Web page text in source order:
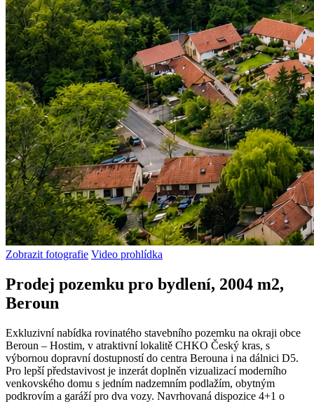
Zobrazit fotografie Video prohlídka
Prodej pozemku pro bydlení, 2004 m2,
Beroun
Exkluzivní nabídka rovinatého stavebního pozemku na okraji obce
Beroun – Hostim, v atraktivní lokalitě CHKO Český kras, s
výbornou dopravní dostupností do centra Berouna i na dálnici D5.
Pro lepší představivost je inzerát doplněn vizualizací moderního
venkovského domu s jedním nadzemním podlažím, obytným
podkrovím a garáží pro dva vozy. Navrhovaná dispozice 4+1 o